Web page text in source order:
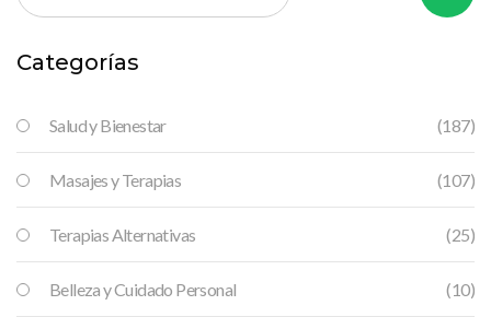
Categorías
Salud y Bienestar (187)
Masajes y Terapias (107)
Terapias Alternativas (25)
Belleza y Cuidado Personal (10)